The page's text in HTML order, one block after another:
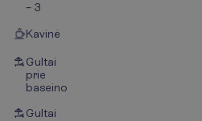
– 3
Kavinė
Gultai
prie
baseino
Gultai